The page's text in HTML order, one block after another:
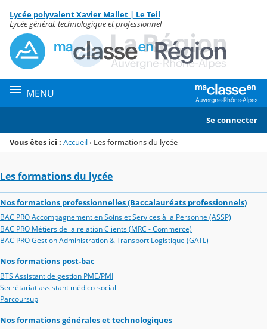
Menu de la rubrique
Contenu
Lycée polyvalent Xavier Mallet | Le Teil
Lycée général, technologique et professionnel
MENU
Se connecter
Vous êtes ici : Accueil› Les formations du lycée
Les formations du lycée
Nos formations professionnelles (Baccalauréats professionnels)
BAC PRO Accompagnement en Soins et Services à la Personne (ASSP)
BAC PRO Métiers de la relation Clients (MRC - Commerce)
BAC PRO Gestion Administration & Transport Logistique (GATL)
Nos formations post-bac
BTS Assistant de gestion PME/PMI
Secrétariat assistant médico-social
Parcoursup
Nos formations générales et technologiques